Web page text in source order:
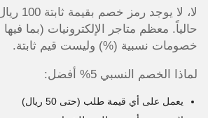
لا، لا
حالياً. معظم متاجر الإلكترونيات (بما
خصومات نسبية (%) وليست قيم ثابتة.
لماذا الخصم النسبي 5% أفضل:
يعمل على أي قيمة طلب (حتى 50 ريال)